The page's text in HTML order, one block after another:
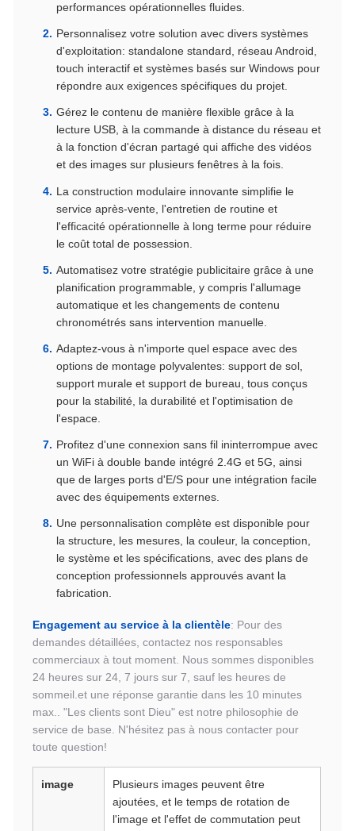
performances opérationnelles fluides.
Personnalisez votre solution avec divers systèmes
d'exploitation: standalone standard, réseau Android,
touch interactif et systèmes basés sur Windows pour
répondre aux exigences spécifiques du projet.
Gérez le contenu de manière flexible grâce à la
lecture USB, à la commande à distance du réseau et
à la fonction d'écran partagé qui affiche des vidéos
et des images sur plusieurs fenêtres à la fois.
La construction modulaire innovante simplifie le
service après-vente, l'entretien de routine et
l'efficacité opérationnelle à long terme pour réduire
le coût total de possession.
Automatisez votre stratégie publicitaire grâce à une
planification programmable, y compris l'allumage
automatique et les changements de contenu
chronométrés sans intervention manuelle.
Adaptez-vous à n'importe quel espace avec des
options de montage polyvalentes: support de sol,
support murale et support de bureau, tous conçus
pour la stabilité, la durabilité et l'optimisation de
l'espace.
Profitez d'une connexion sans fil ininterrompue avec
un WiFi à double bande intégré 2.4G et 5G, ainsi
que de larges ports d'E/S pour une intégration facile
avec des équipements externes.
Une personnalisation complète est disponible pour
la structure, les mesures, la couleur, la conception,
le système et les spécifications, avec des plans de
conception professionnels approuvés avant la
fabrication.
Engagement au service à la clientèle: Pour des
demandes détaillées, contactez nos responsables
commerciaux à tout moment. Nous sommes disponibles
24 heures sur 24, 7 jours sur 7, sauf les heures de
sommeil.et une réponse garantie dans les 10 minutes
max.. "Les clients sont Dieu" est notre philosophie de
service de base. N'hésitez pas à nous contacter pour
toute question!
image
Plusieurs images peuvent être
ajoutées, et le temps de rotation de
l'image et l'effet de commutation peut